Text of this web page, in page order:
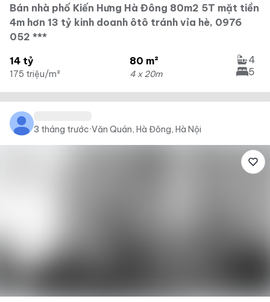
Bán nhà phố Kiến Hưng Hà Đông 80m2 5T mặt tiền
4m hơn 13 tỷ kinh doanh ôtô tránh vỉa hè, 0976
052 ***
14 tỷ
175 triệu/m²
80 m²
4 x 20m
4
5
3 tháng trước·Văn Quán, Hà Đông, Hà Nội